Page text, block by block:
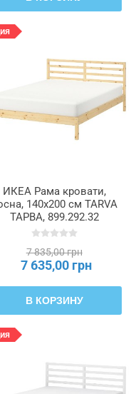
ИКЕА Рама кровати,
140x200 см TARVA
ТАРВА, 899.292.32
7 835,00 грн
7 635,00 грн
В КОРЗИНУ